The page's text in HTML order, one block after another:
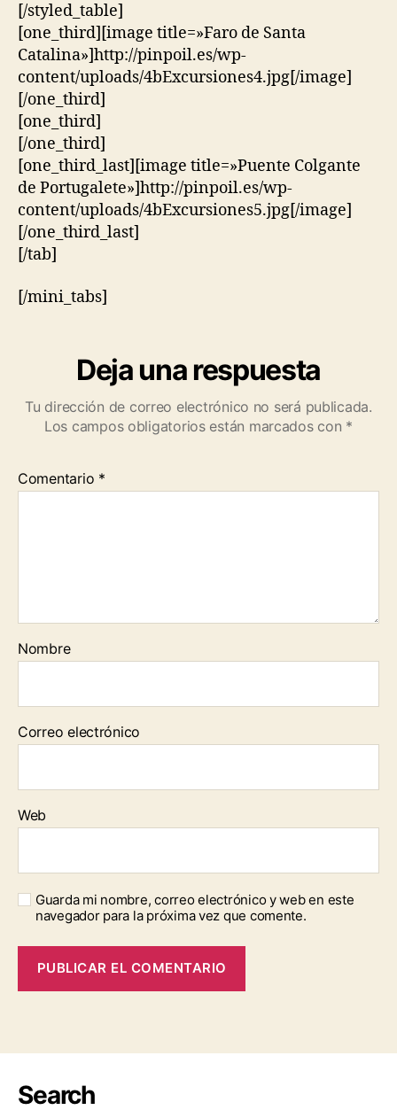
[/styled_table]
[one_third][image title=»Faro de Santa
Catalina»]http://pinpoil.es/wp-
content/uploads/4bExcursiones4.jpg[/image]
[/one_third]
[one_third]
[/one_third]
[one_third_last][image title=»Puente Colgante
de Portugalete»]http://pinpoil.es/wp-
content/uploads/4bExcursiones5.jpg[/image]
[/one_third_last]
[/tab]
[/mini_tabs]
Deja una respuesta
Tu dirección de correo electrónico no será publicada.
Los campos obligatorios están marcados con *
Comentario *
Nombre
Correo electrónico
Web
Guarda mi nombre, correo electrónico y web en este
navegador para la próxima vez que comente.
Search